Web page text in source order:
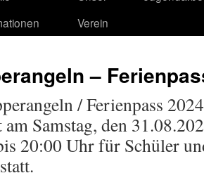
Verein
–
/ Ferienpass
Samstag, den
20:00 Uhr für Schüler